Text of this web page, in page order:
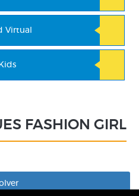
Virtual
FASHION GIRL